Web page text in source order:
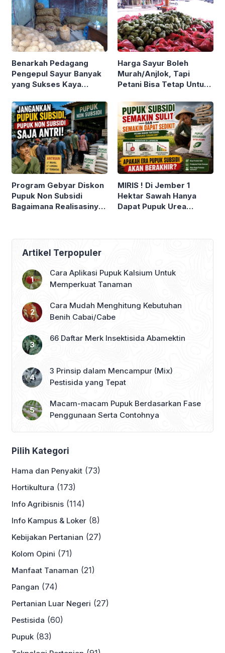
Benarkah Pedagang
Pengepul Sayur Banyak
yang Sukses Kaya
Sebaliknya ? Yuk Simak
Ulasan Berikut !
Harga Sayur Boleh
Murah/Anjlok, Tapi
Petani Bisa Tetap Untung
dan Trik Berikut
Program Gebyar Diskon
Pupuk Non Subsidi
Bagaimana Realisasinya
MIRIS ! Di Jember 1
Hektar Sawah Hanya
Dapat Pupuk Urea
Subsidi di Indonesia ?
Artikel Terpopuler
Cara Aplikasi Pupuk Kalsium Untuk
Memperkuat Tanaman
Cara Mudah Menghitung Kebutuhan
Benih Cabai/Cabe
66 Daftar Merk Insektisida Abamektin
3 Prinsip dalam Mencampur (Mix)
Pestisida yang Tepat
Macam-macam Pupuk Berdasarkan Fase
Penggunaan Serta Contohnya
Pilih Kategori
Hama dan Penyakit (73)
Hortikultura (173)
Info Agribisnis (114)
Info Kampus & Loker (8)
Kebijakan Pertanian (27)
Kolom Opini (71)
Manfaat Tanaman (21)
Pangan (74)
Pertanian Luar Negeri (27)
Pestisida (60)
Pupuk (83)